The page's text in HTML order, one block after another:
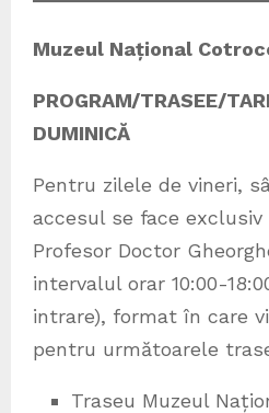
Muzeul Național
PROGRAM/TRASEE/
DUMINICĂ
Pentru zilele de vineri,
accesul se face
Profesor Doctor
intervalul orar 10:00-
intrare), format în care
pentru următoarele
Traseu Muzeul